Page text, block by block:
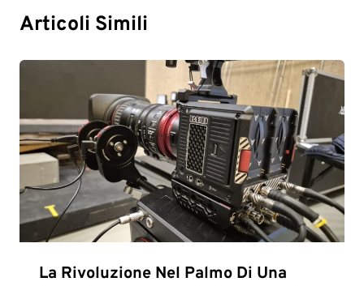
Articoli Simili
La Rivoluzione Nel Palmo Di Una